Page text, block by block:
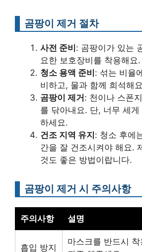
곰팡이 제거 절차
사전 준비: 곰팡이가 있는
요한 보호장비를 착용해요.
청소 용액 준비: 섞는 비율
비하고, 물과 함께 희석해
곰팡이 제거: 천이나 스폰
를 닦아내요. 단, 너무 세
하세요.
건조 지역 유지: 청소 후에
간을 잘 건조시켜야 해요.
것도 좋은 방법이랍니다.
곰팡이 제거 시 주의사항
주의사항 설명
흡입 방지
마스크를 반드시